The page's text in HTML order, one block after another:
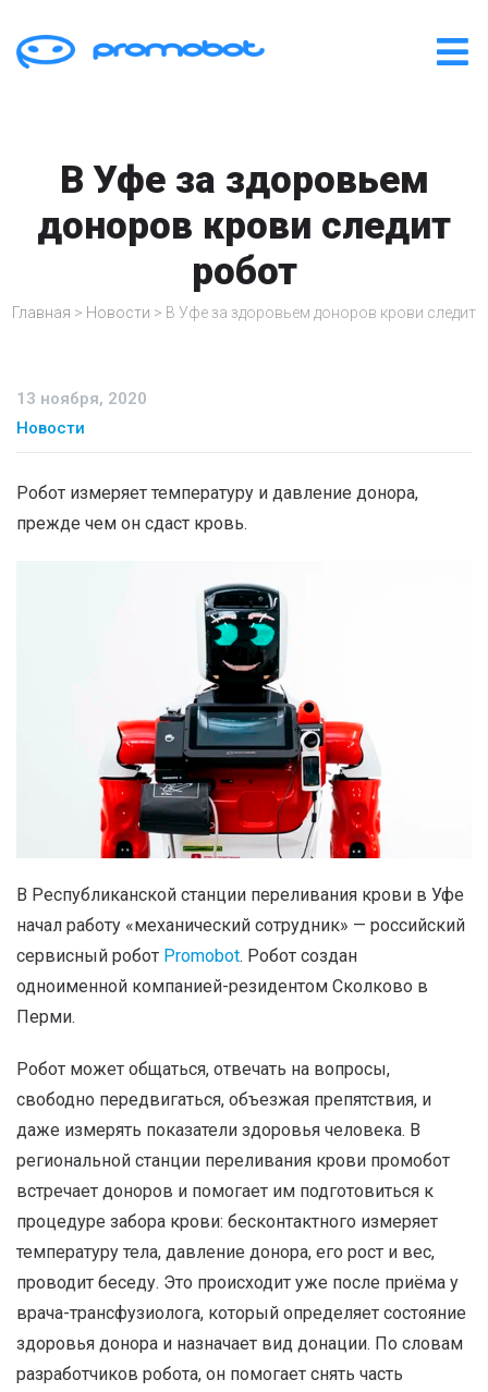
В Уфе за здоровьем
доноров крови следит
робот
Главная > Новости > В Уфе за здоровьем доноров крови следит
13 ноября, 2020
Новости
Робот измеряет температуру и давление донора,
прежде чем он сдаст кровь.
В Республиканской станции переливания крови в Уфе
начал работу «механический сотрудник» — российский
сервисный робот Promobot. Робот создан
одноименной компанией-резидентом Сколково в
Перми.
Робот может общаться, отвечать на вопросы,
свободно передвигаться, объезжая препятствия, и
даже измерять показатели здоровья человека. В
региональной станции переливания крови промобот
встречает доноров и помогает им подготовиться к
процедуре забора крови: бесконтактного измеряет
температуру тела, давление донора, его рост и вес,
проводит беседу. Это происходит уже после приёма у
врача-трансфузиолога, который определяет состояние
здоровья донора и назначает вид донации. По словам
разработчиков робота, он помогает снять часть